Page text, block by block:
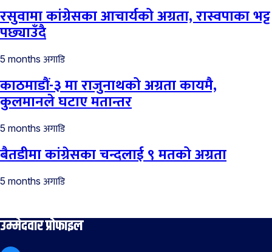
रसुवामा कांग्रेसका आचार्यको अग्रता, रास्वपाका भट्ट
पछ्याउँदै
5 months अगाडि
काठमाडौं-३ मा राजुनाथको अग्रता कायमै,
कुलमानले घटाए मतान्तर
5 months अगाडि
बैतडीमा कांग्रेसका चन्दलाई ९ मतको अग्रता
5 months अगाडि
उम्मेदवार प्रोफाइल